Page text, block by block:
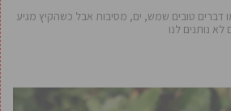
דברים טובים שמש, ים, מסיבות אבל כשהקיץ מגיע
לא נותנים לנו